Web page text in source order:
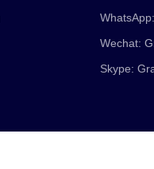
Wechat:
Skype: